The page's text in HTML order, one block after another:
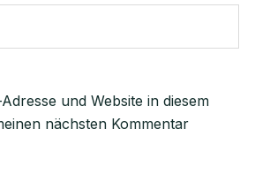
und Website in diesem
nächsten Kommentar